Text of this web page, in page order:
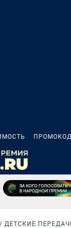
ДЕТСКИЕ